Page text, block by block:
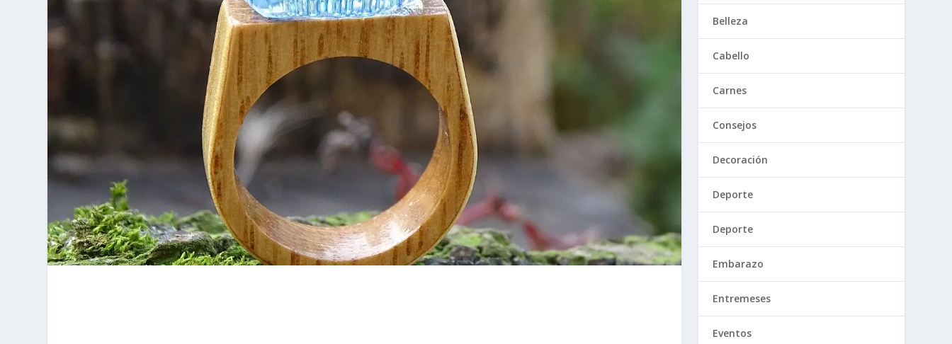
Belleza
Cabello
Carnes
Consejos
Decoración
Deporte
Deporte
Embarazo
Entremeses
Eventos